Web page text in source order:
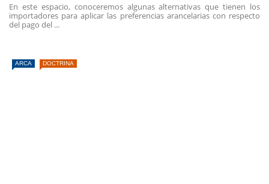
En este espacio, conoceremos algunas alternativas que tienen los
importadores para aplicar las preferencias arancelarias con respecto
del pago del ...
ARCA DOCTRINA